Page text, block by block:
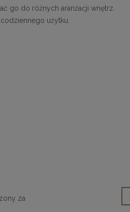
go do różnych aranżacji wnętrz.
użytku.
za